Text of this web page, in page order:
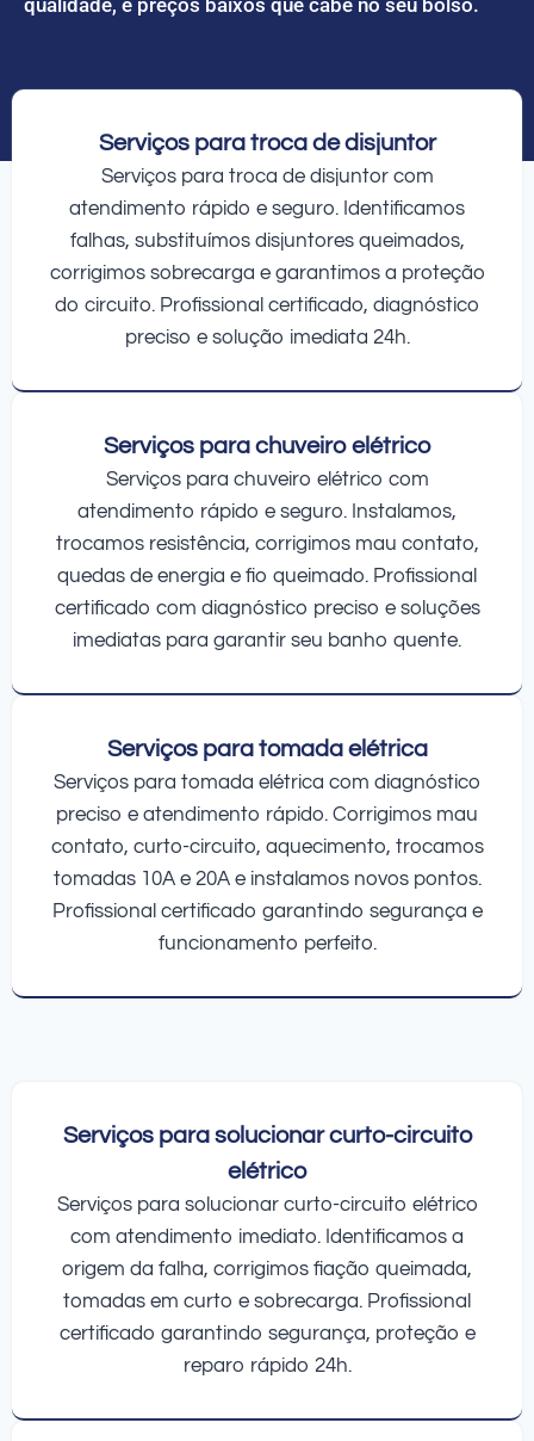
Serviços para troca de disjuntor
Serviços para troca de disjuntor com
atendimento rápido e seguro. Identificamos
falhas, substituímos disjuntores queimados,
corrigimos sobrecarga e garantimos a proteção
do circuito. Profissional certificado, diagnóstico
preciso e solução imediata 24h.
Serviços para chuveiro elétrico
Serviços para chuveiro elétrico com
atendimento rápido e seguro. Instalamos,
trocamos resistência, corrigimos mau contato,
quedas de energia e fio queimado. Profissional
certificado com diagnóstico preciso e soluções
imediatas para garantir seu banho quente.
Serviços para tomada elétrica
Serviços para tomada elétrica com diagnóstico
preciso e atendimento rápido. Corrigimos mau
contato, curto-circuito, aquecimento, trocamos
tomadas 10A e 20A e instalamos novos pontos.
Profissional certificado garantindo segurança e
funcionamento perfeito.
Serviços para solucionar curto-circuito
elétrico
Serviços para solucionar curto-circuito elétrico
com atendimento imediato. Identificamos a
origem da falha, corrigimos fiação queimada,
tomadas em curto e sobrecarga. Profissional
certificado garantindo segurança, proteção e
reparo rápido 24h.